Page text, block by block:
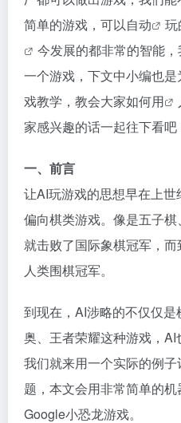
简单的游戏，可以自动 玩
今发展的都非常的智能
一个游戏，下文中小编也
戏教学，教会大家如何用
家感兴趣的话一起往下看吧
一、前言
让AI玩游戏的思想早在上
偏向棋类游戏。像是五子棋
就击败了国际象棋冠军，而
人类围棋冠军。
到现在，AI涉略的不仅仅
奥、王者荣耀这种游戏，
我们就来用一个实际的例
题，本文会用非常简单的
Google小恐龙游戏。